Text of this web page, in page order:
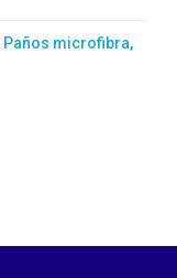
Paños microfibra,